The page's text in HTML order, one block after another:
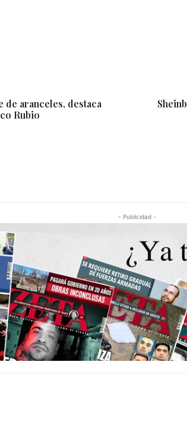
aranceles, destaca
Rubio
- Publicidad -